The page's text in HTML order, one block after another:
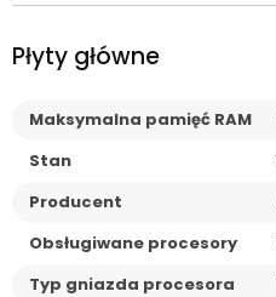
Płyty główne
Maksymalna pamięć RAM
Stan
Producent
Obsługiwane procesory
Typ gniazda procesora